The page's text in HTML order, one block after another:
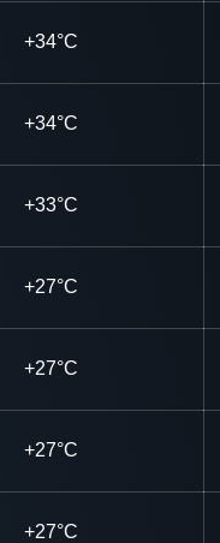
+34°C
+34°C
+33°C
+27°C
+27°C
+27°C
+27°C